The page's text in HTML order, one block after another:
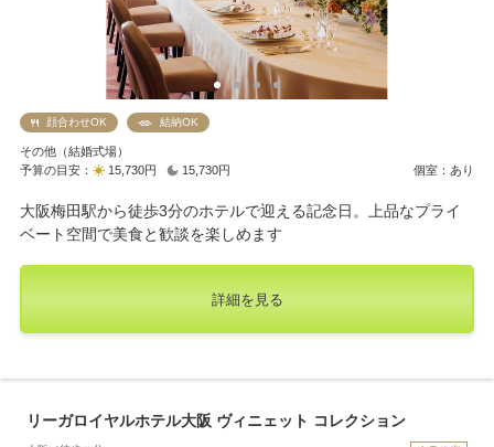
顔合わせOK 結納OK
その他（結婚式場）
予算の目安：
15,730円 15,730円 個室：あり
大阪梅田駅から徒歩3分のホテルで迎える記念日。上品なプライ
ベート空間で美食と歓談を楽しめます
詳細を見る
リーガロイヤルホテル大阪 ヴィニェット コレクション